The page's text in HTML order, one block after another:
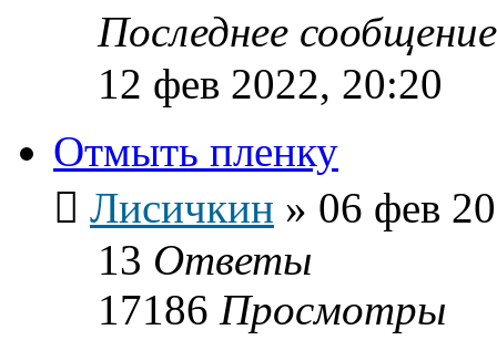
Последнее
12 фев 2022, 20:20
Отмыть пленку
Лисичкин » 06 фев
13 Ответы
17186 Просмотры